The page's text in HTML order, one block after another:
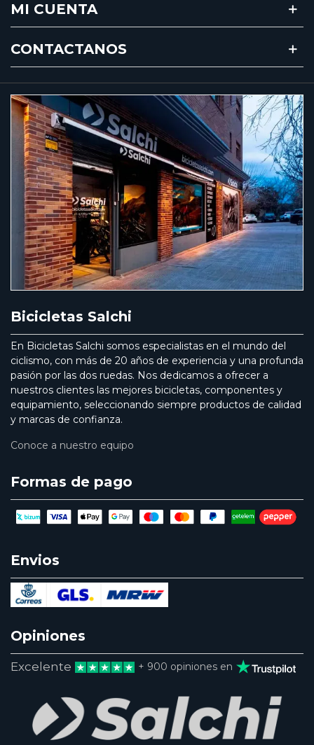
MI CUENTA
CONTACTANOS
Bicicletas Salchi
En Bicicletas Salchi somos especialistas en el mundo del
ciclismo, con más de 20 años de experiencia y una profunda
pasión por las dos ruedas. Nos dedicamos a ofrecer a
nuestros clientes las mejores bicicletas, componentes y
equipamiento, seleccionando siempre productos de calidad
y marcas de confianza.
Conoce a nuestro equipo
Formas de pago
Envios
Opiniones
Excelente + 900 opiniones en